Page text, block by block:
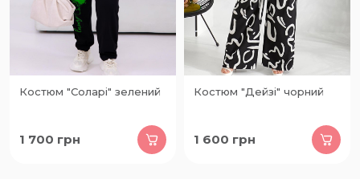
Костюм "Соларі" зелений
1 700 грн
Костюм "Дейзі" чорний
1 600 грн